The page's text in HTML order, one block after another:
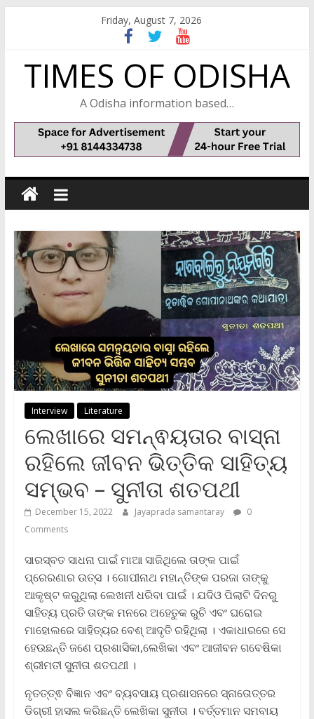
Friday, August 7, 2026
TIMES OF ODISHA
A Odisha information based…
Interview Literature
ଲେଖାରେ ସମନ୍ଵୟତାର ବାସ୍ନା
ରହିଲେ ଜୀବନ ଭିତ୍ତିକ ସାହିତ୍ୟ
ସମ୍ଭବ – ସୁନୀତା ଶତପଥୀ
December 15, 2022 Jayaprada samantaray
0
Comments
ସାରସ୍ବତ ସାଧନା ପାଇଁ ମାଆ ସାଜିଥିଲେ ତାଙ୍କ ପାଇଁ
ପ୍ରେରଣାର ଉତ୍ସ । ଗୋପୀନାଥ ମହାନ୍ତିଙ୍କ ପରଜା ତାଙ୍କୁ
ଆକୃଷ୍ଟ କରୁଥିଲା ଲେଖନୀ ଧରିବା ପାଇଁ । ଯଦିଓ ପିଲାଟି ଦିନରୁ
ସାହିତ୍ୟ ପ୍ରତି ତାଙ୍କ ମନରେ ଅହେତୁକ ରୁଚି ଏବଂ ଘରୋଇ
ମାହୋଲରେ ସାହିତ୍ୟର ବେଶ୍ ଆଦୃତି ରହିଥିଲା । ଏକାଧାରରେ ସେ
ହେଉଛନ୍ତି ଜଣେ ପ୍ରଶାସିକା,ଲେଖିକା ଏବଂ ଆଜୀବନ ଗବେଷିକା
ଶ୍ରୀମତୀ ସୁନୀତା ଶତପଥୀ ।
ନୃତତ୍ତ୍ଵ ବିଜ୍ଞାନ ଏବଂ ବ୍ୟବସାୟ ପ୍ରଶାସନରେ ସ୍ନାତୋତ୍ତର
ଡିଗ୍ରୀ ହାସଲ କରିଛନ୍ତି ଲେଖିକା ସୁନୀତା । ବର୍ତ୍ତମାନ ସମବାୟ